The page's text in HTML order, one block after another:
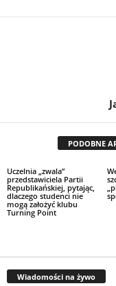
PODOBNE
Uczelnia „zwala”
przedstawiciela Partii
Republikańskiej, pytając,
dlaczego studenci nie
mogą założyć klubu
Turning Point
Wiadomości na żywo